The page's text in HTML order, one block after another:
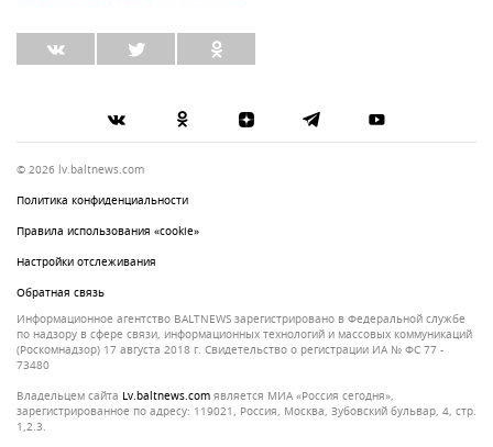
© 2026 lv.baltnews.com
Политика конфиденциальности
Правила использования «cookie»
Настройки отслеживания
Обратная связь
Информационное агентство BALTNEWS зарегистрировано в Федеральной службе
по надзору в сфере связи, информационных технологий и массовых коммуникаций
(Роскомнадзор) 17 августа 2018 г. Свидетельство о регистрации ИА № ФС 77 -
73480
Владельцем сайта lv.baltnews.com является МИА «Россия сегодня»,
зарегистрированное по адресу: 119021, Россия, Москва, Зубовский бульвар, 4, стр.
1,2.3.